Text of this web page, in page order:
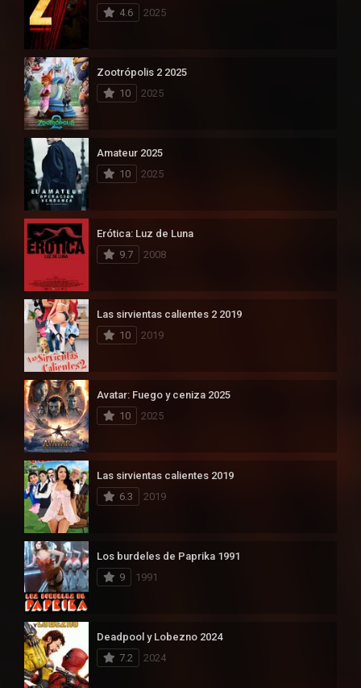
4.6 2025
Zootrópolis 2 2025
10
2025
Amateur 2025
10
2025
Erótica: Luz de Luna
9.7
2008
Las sirvientas calientes 2 2019
10
2019
Avatar: Fuego y ceniza 2025
10
2025
Las sirvientas calientes 2019
6.3
2019
Los burdeles de Paprika 1991
9
1991
Deadpool y Lobezno 2024
7.2
2024